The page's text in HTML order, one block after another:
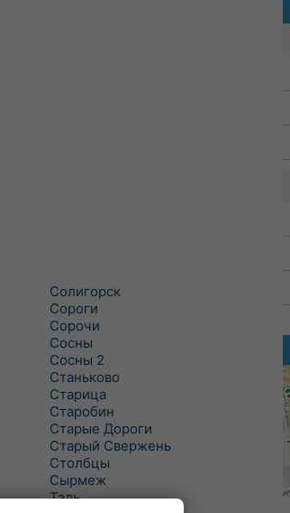
Солигорск
Сороги
Сорочи
Сосны
Сосны 2
Станьково
Старица
Старобин
Старые Дороги
Старый Свержень
Столбцы
Сырмеж
Таль